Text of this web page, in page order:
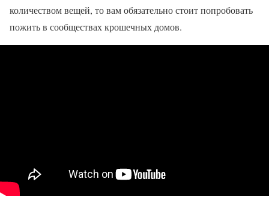
количеством вещей, то вам обязательно стоит попробовать
пожить в сообществах крошечных домов.